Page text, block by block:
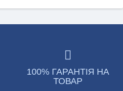
100% ГАРАНТІЯ НА
ТОВАР